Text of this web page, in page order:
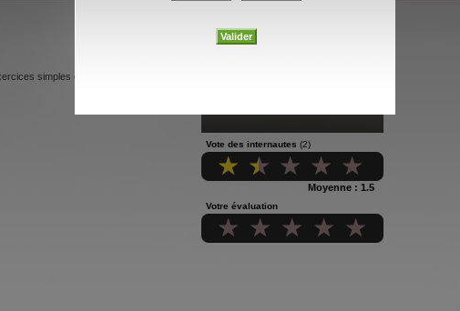
simples et amusants pour petits et
Vote des internautes (2)
Moyenne : 1.5
Votre évaluation